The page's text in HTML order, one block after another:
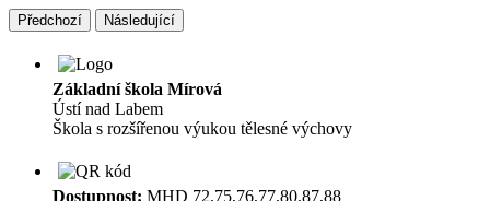
Předchozí Následující
Základní škola Mírová
Ústí nad Labem
Škola s rozšířenou výukou tělesné výchovy
Dostupnost: MHD 72,75,76,77,80,87,88